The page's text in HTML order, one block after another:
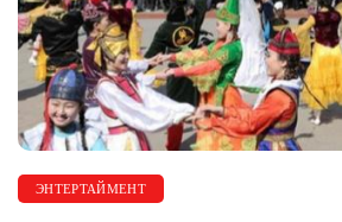
ЭНТЕРТАЙМЕНТ